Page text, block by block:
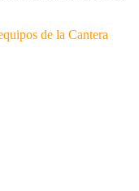
de la Cantera